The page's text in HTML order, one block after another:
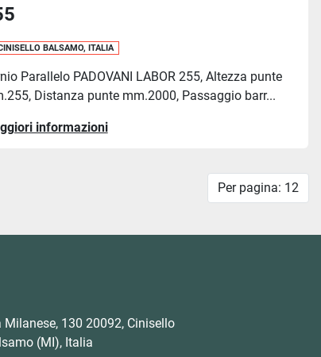
BALSAMO, ITALIA
Parallelo PADOVANI LABOR 255, Altezza punte
Distanza punte mm.2000, Passaggio barr...
informazioni
Per pagina: 12
Milanese, 130 20092, Cinisello
(MI), Italia